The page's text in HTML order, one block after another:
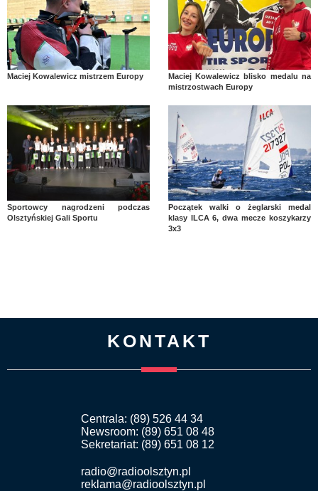
Maciej Kowalewicz mistrzem Europy
Maciej Kowalewicz blisko medalu na
mistrzostwach Europy
Sportowcy nagrodzeni podczas
Olsztyńskiej Gali Sportu
Początek walki o żeglarski medal
klasy ILCA 6, dwa mecze koszykarzy
3x3
KONTAKT
Centrala: (89) 526 44 34
Newsroom: (89) 651 08 48
Sekretariat: (89) 651 08 12
radio@radioolsztyn.pl
reklama@radioolsztyn.pl